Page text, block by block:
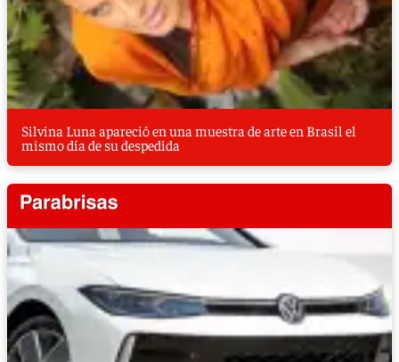
Silvina Luna apareció en una muestra de arte en Brasil el
mismo día de su despedida